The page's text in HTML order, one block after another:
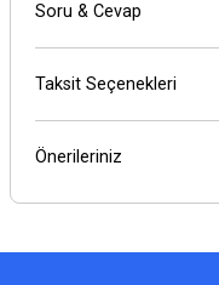
Soru & Cevap
Taksit Seçenekleri
Önerileriniz